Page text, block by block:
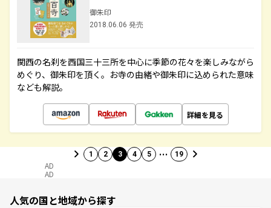
御朱印
2018.06.06 発売
関西の名刹を西国三十三所を中心に季節の花々を楽しみながら
めぐり、御朱印を頂く。お寺の由緒や御朱印に込められた意味
なども解説。
詳細を見る
1 2 3 4 5 … 19
AD
AD
人気の国と地域から探す